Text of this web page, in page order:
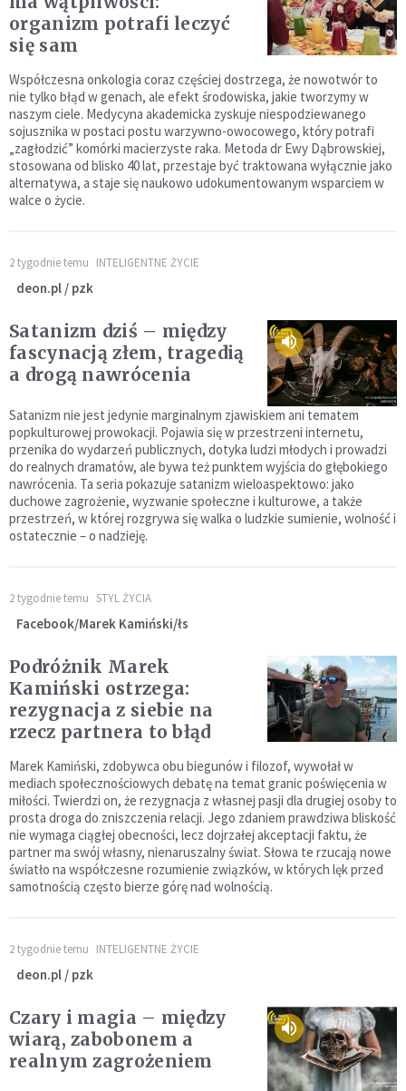
organizm potrafi leczyć
się sam
Współczesna onkologia coraz częściej dostrzega, że nowotwór to
nie tylko błąd w genach, ale efekt środowiska, jakie tworzymy w
naszym ciele. Medycyna akademicka zyskuje niespodziewanego
sojusznika w postaci postu warzywno-owocowego, który potrafi
„zagłodzić” komórki macierzyste raka. Metoda dr Ewy Dąbrowskiej,
stosowana od blisko 40 lat, przestaje być traktowana wyłącznie jako
alternatywa, a staje się naukowo udokumentowanym wsparciem w
walce o życie.
2 tygodnie temu INTELIGENTNE ŻYCIE
deon.pl / pzk
Satanizm dziś – między
fascynacją złem, tragedią
a drogą nawrócenia
Satanizm nie jest jedynie marginalnym zjawiskiem ani tematem
popkulturowej prowokacji. Pojawia się w przestrzeni internetu,
przenika do wydarzeń publicznych, dotyka ludzi młodych i prowadzi
do realnych dramatów, ale bywa też punktem wyjścia do głębokiego
nawrócenia. Ta seria pokazuje satanizm wieloaspektowo: jako
duchowe zagrożenie, wyzwanie społeczne i kulturowe, a także
przestrzeń, w której rozgrywa się walka o ludzkie sumienie, wolność i
ostatecznie – o nadzieję.
2 tygodnie temu STYL ŻYCIA
Facebook/Marek Kamiński/łs
Podróżnik Marek
Kamiński ostrzega:
rezygnacja z siebie na
rzecz partnera to błąd
Marek Kamiński, zdobywca obu biegunów i filozof, wywołał w
mediach społecznościowych debatę na temat granic poświęcenia w
miłości. Twierdzi on, że rezygnacja z własnej pasji dla drugiej osoby to
prosta droga do zniszczenia relacji. Jego zdaniem prawdziwa bliskość
nie wymaga ciągłej obecności, lecz dojrzałej akceptacji faktu, że
partner ma swój własny, nienaruszalny świat. Słowa te rzucają nowe
światło na współczesne rozumienie związków, w których lęk przed
samotnością często bierze górę nad wolnością.
2 tygodnie temu INTELIGENTNE ŻYCIE
deon.pl / pzk
Czary i magia – między
wiarą, zabobonem a
realnym zagrożeniem